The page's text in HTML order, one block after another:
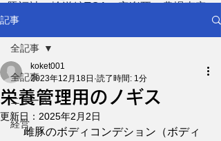
豚福祉の輸送編TQA・安楽死・農場査定
記事
全記事
ニュース
経営
全記事
栄養管理用のノギス
koket001
2023年12月18日 読了時間: 1分
更新日： 2025年2月2日
雌豚のボディコンデション（ボディ